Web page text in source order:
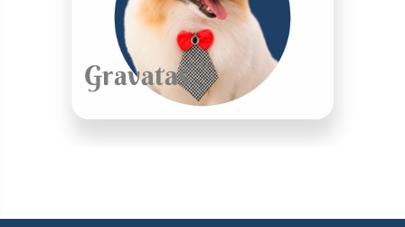
Gravatas